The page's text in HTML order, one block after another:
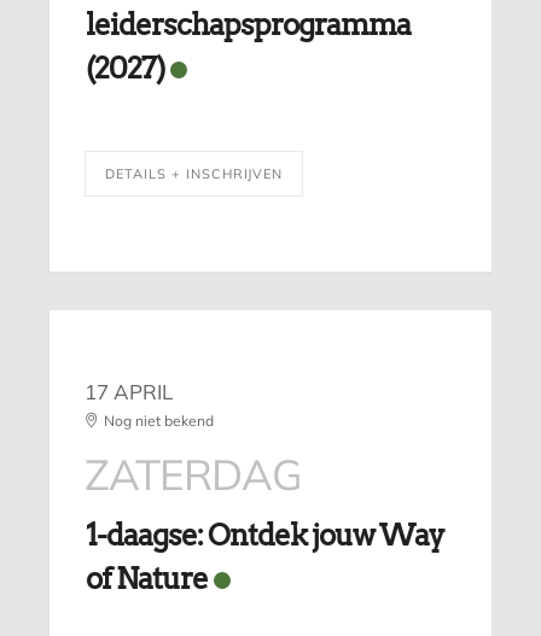
leiderschapsprogramma
(2027)
DETAILS + INSCHRIJVEN
17 APRIL
Nog niet bekend
ZATERDAG
1-daagse: Ontdek jouw Way
of Nature